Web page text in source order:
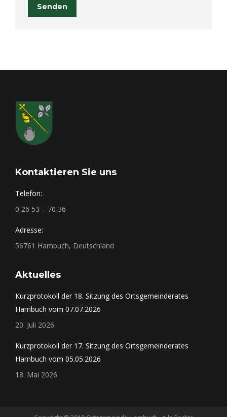
Senden
Kontaktieren Sie uns
Telefon:
0 26 53 – 70 36
Adresse:
56761 Hambuch, Deutschland
Aktuelles
Kurzprotokoll der 18. Sitzung des Ortsgemeinderates
Hambuch vom 07.07.2026
20. Juli 2026
Kurzprotokoll der 17. Sitzung des Ortsgemeinderates
Hambuch vom 05.05.2026
18. Mai 2026